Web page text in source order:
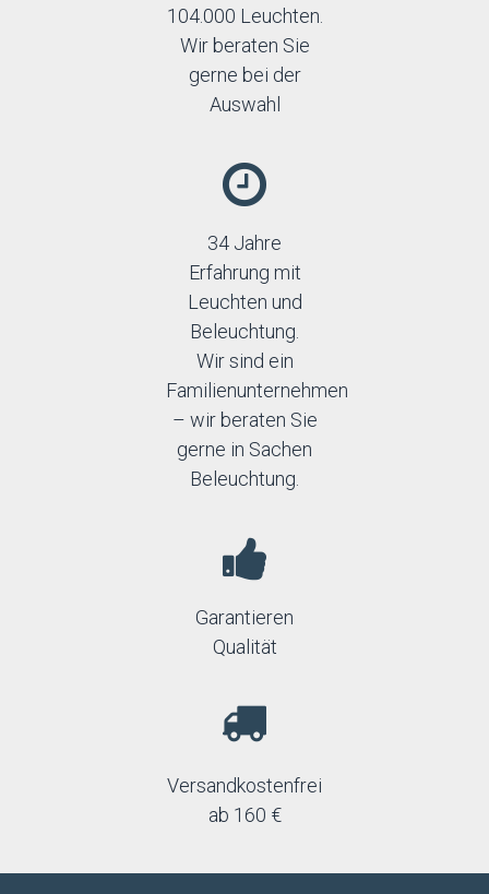
104.000 Leuchten.
Wir beraten Sie
gerne bei der
Auswahl
34 Jahre
Erfahrung mit
Leuchten und
Beleuchtung.
Wir sind ein
Familienunternehmen
– wir beraten Sie
gerne in Sachen
Beleuchtung.
Garantieren
Qualität
Versandkostenfrei
ab 160 €